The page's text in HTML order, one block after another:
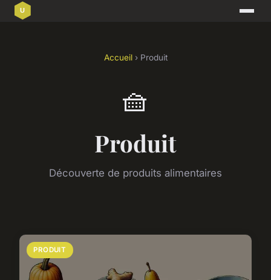
Accueil› Produit
🧺
Produit
Découverte de produits alimentaires
PRODUIT